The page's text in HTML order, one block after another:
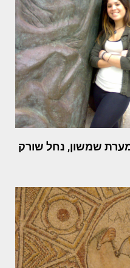
שמשון, נחל שורק